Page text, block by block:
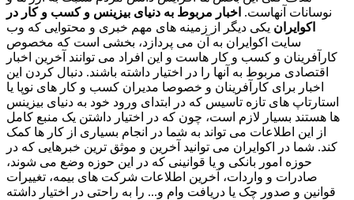
نوسانات آنهاست. اخبار مربوط به دنیای بیزینس و کسب و کار در
اکوایران یکی دیگر از زمینه های مهم خبری و محتوایی که وب
سایت اکوایران به آن می پردازد، بخشی است که مخصوص
کارآفرینان و کسب و کار هاست و این افراد می توانند آخرین اخبار
اقتصادی مربوط به آنها را در اختیار داشته باشند. دنبال کردن این
اخبار برای کارآفرینان و خصوصا مدیران کسب و کار های نوپا یا
استارتاپ های تازه تاسیس که در ابتدای ورود خود به دنیای بیزینس
ها هستند بسیار لازم است، چون که در اختیار داشتن یک منبع کامل
از این اطلاعات می تواند به شما در انجام بسیاری از کار ها کمک
کند. شما در اکوایران می توانید آخرین و موثق ترین خبرهایی که در
حوزه امور بانکی و یا قوانینی که در این حوزه وضع می شوند،
صادرات و واردات، آخرین اطلاعات شرکت های بیمه، تغییرات
قوانین و صدور چک یا دریافت وام و... را به راحتی در اختیار داشته